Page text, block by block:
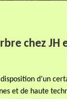
chez JH
d’un
et de haute